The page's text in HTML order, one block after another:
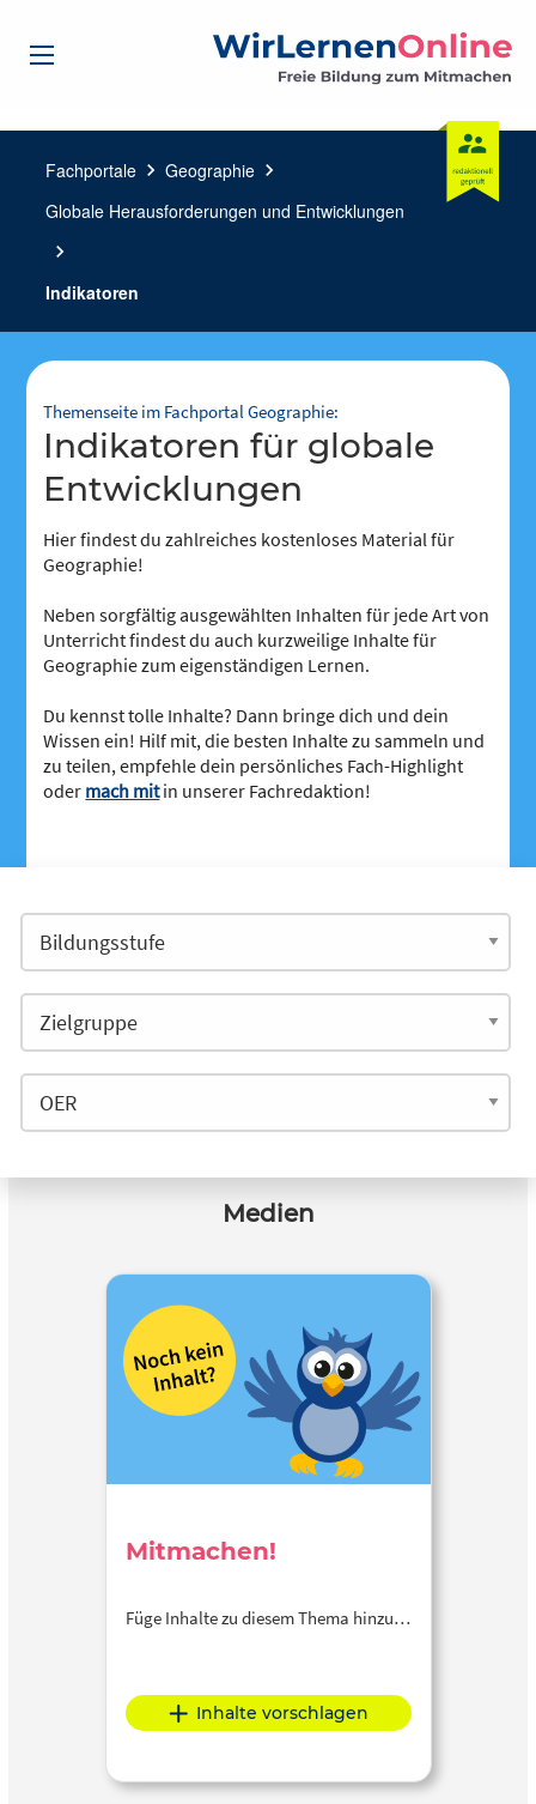
Fachportale chevron_right Geographie chevron_right
Globale Herausforderungen und Entwicklungen
chevron_right
Indikatoren
Themenseite im Fachportal Geographie:
Indikatoren für globale
Entwicklungen
Hier findest du zahlreiches kostenloses Material für
Geographie!
Neben sorgfältig ausgewählten Inhalten für jede Art von
Unterricht findest du auch kurzweilige Inhalte für
Geographie zum eigenständigen Lernen.
Du kennst tolle Inhalte? Dann bringe dich und dein
Wissen ein! Hilf mit, die besten Inhalte zu sammeln und
zu teilen, empfehle dein persönliches Fach-Highlight
oder mach mitin unserer Fachredaktion!
Medien
Mitmachen!
Füge Inhalte zu diesem Thema hinzu…
Inhalte vorschlagen